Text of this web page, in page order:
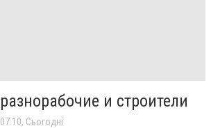
разнорабочие и строители
07:10, Сьогодні